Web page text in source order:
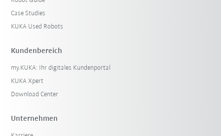
Filter zurücksetzen
Case Studies
KUKA Used Robots
Kundenbereich
my.KUKA: Ihr digitales Kundenportal
KUKA Xpert
Download Center
Unternehmen